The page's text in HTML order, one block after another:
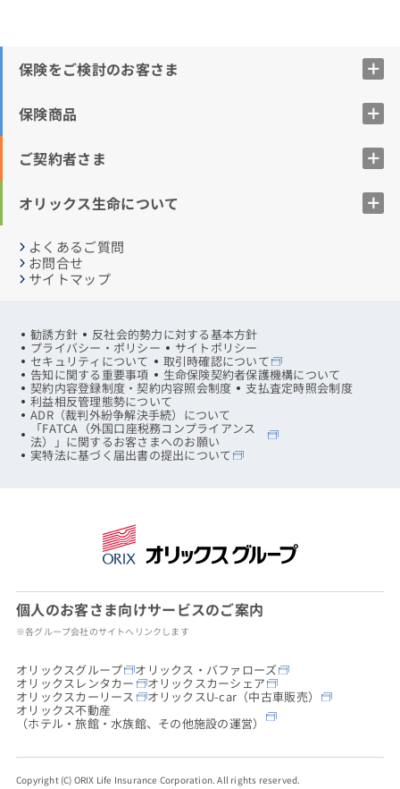
保険をご検討のお客さま
保険商品
ご契約者さま
オリックス生命について
よくあるご質問
お問合せ
サイトマップ
勧誘方針 反社会的勢力に対する基本方針
プライバシー・ポリシー サイトポリシー
セキュリティについて 取引時確認について
告知に関する重要事項 生命保険契約者保護機構について
契約内容登録制度・契約内容照会制度 支払査定時照会制度
利益相反管理態勢について
ADR（裁判外紛争解決手続）について
「FATCA（外国口座税務コンプライアンス
法）」に関するお客さまへのお願い
実特法に基づく届出書の提出について
個人のお客さま向けサービスのご案内
※各グループ会社のサイトへリンクします
オリックスグループ オリックス・バファローズ
オリックスレンタカー オリックスカーシェア
オリックスカーリース オリックスU-car（中古車販売）
オリックス不動産
（ホテル・旅館・水族館、その他施設の運営）
Copyright (C) ORIX Life Insurance Corporation. All rights reserved.